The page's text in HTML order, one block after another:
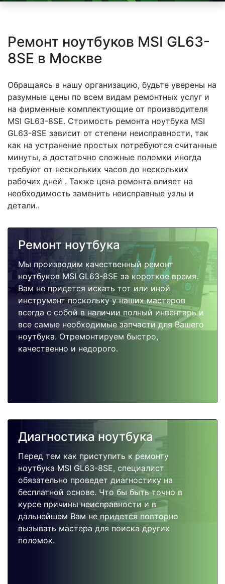
Ремонт ноутбуков MSI GL63-
8SE в Москве
Обращаясь в нашу организацию, будьте уверены на
разумные цены по всем видам ремонтных услуг и
на фирменные комплектующие от производителя
MSI GL63-8SE. Стоимость ремонта ноутбука MSI
GL63-8SE зависит от степени неисправности, так
как на устранение простых потребуются считанные
минуты, а достаточно сложные поломки иногда
требуют от нескольких часов до нескольких
рабочих дней . Также цена ремонта влияет на
необходимость заменить неисправные узлы и
детали..
Ремонт ноутбука
Мы производим качественный ремонт
ноутбуков MSI GL63-8SE за короткое время.
Вам не придется искать тот или иной
инструмент поскольку у наших мастеров
всегда с собой в наличии полный инвентарь и
все самые необходимые запчасти для Вашего
ноутбука. Отремонтируем быстро,
качественно и недорого.
Диагностика ноутбука
Перед тем как приступить к ремонту
ноутбука MSI GL63-8SE, специалист
обязательно проведет диагностику на
бесплатной основе. Что бы быть точно в
курсе причины неисправности и в
дальнейшем Вам не придется повторно
вызывать мастера для поиска других
поломок.